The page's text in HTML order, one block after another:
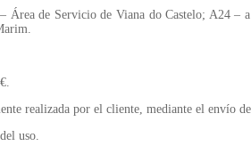
Área de Servicio de Viana do Castelo; A24
realizada por el cliente, mediante el envío
uso.